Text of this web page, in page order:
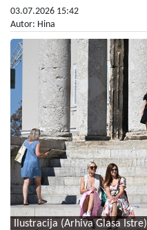
03.07.2026 15:42
Autor: Hina
Ilustracija (Arhiva Glasa Istre)